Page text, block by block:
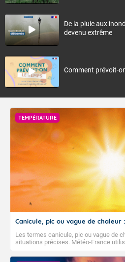
De la pluie aux
devenu extrême
Comment prévoit-
TEMPÉRATURE
Canicule, pic ou vague de
Les termes canicule, pic ou vague de
situations précises. Météo-France
climatologiques pour évaluer et
peuvent avoir des impacts sanitaires